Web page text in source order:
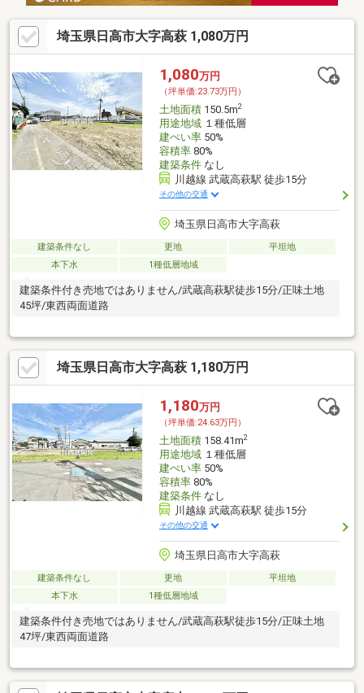
埼玉県日高市大字高萩 1,080万円
1,080万円
（坪単価:23.73万円）
土地面積150.5m2
用途地域１種低層
建ぺい率50%
容積率80%
建築条件なし
川越線 武蔵高萩駅 徒歩15分
その他の交通
埼玉県日高市大字高萩
建築条件なし 更地
平坦地
本下水
1種低層地域
建築条件付き売地ではありません/武蔵高萩駅徒歩15分/正味土地
45坪/東西両面道路
埼玉県日高市大字高萩 1,180万円
1,180万円
（坪単価:24.63万円）
土地面積158.41m2
用途地域１種低層
建ぺい率50%
容積率80%
建築条件なし
川越線 武蔵高萩駅 徒歩15分
その他の交通
埼玉県日高市大字高萩
建築条件なし 更地
平坦地
本下水
1種低層地域
建築条件付き売地ではありません/武蔵高萩駅徒歩15分/正味土地
47坪/東西両面道路